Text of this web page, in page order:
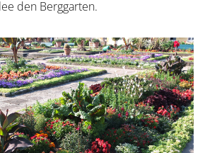
den Berggarten.